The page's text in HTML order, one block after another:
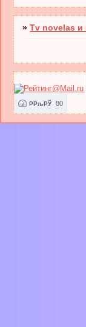
»Tv novelas и
РРљРЎ 80